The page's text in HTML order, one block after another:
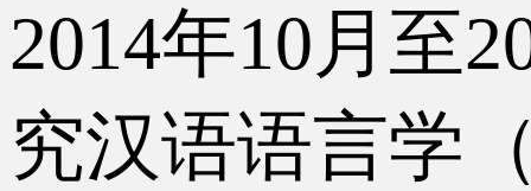
2014年10月至
究汉语语言学